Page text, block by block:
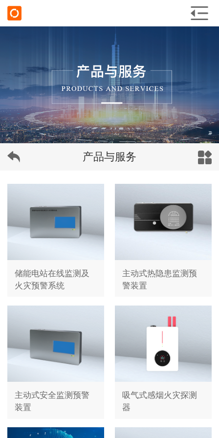
产品与服务
储能电站在线监测及
火灾预警系统
主动式热隐患监测预
警装置
主动式安全监测预警
装置
吸气式感烟火灾探测
器